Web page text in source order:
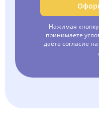
Нажимая
принимаете
даёте согласие на